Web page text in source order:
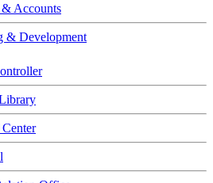
Accounts
& Development